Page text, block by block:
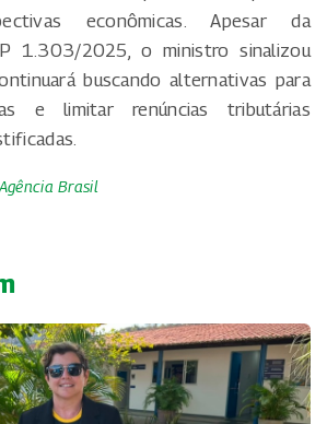
econômicas. Apesar da
1.303/2025, o ministro sinalizou
buscando alternativas para
e limitar renúncias tributárias
Agência Brasil